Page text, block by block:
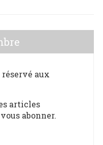
aux
articles
abonner.